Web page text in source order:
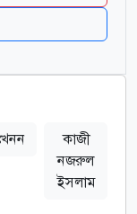
কাজী
নজরুল
ইসলাম